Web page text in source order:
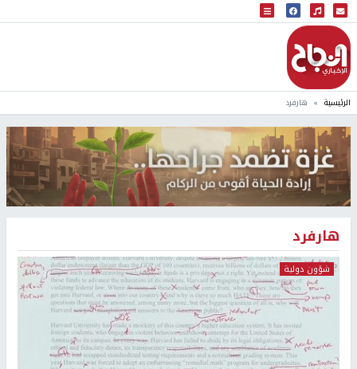
البث المباشر
إذاعة النجاح
الرئيسية هارفرد
هارفرد
شؤون دولية